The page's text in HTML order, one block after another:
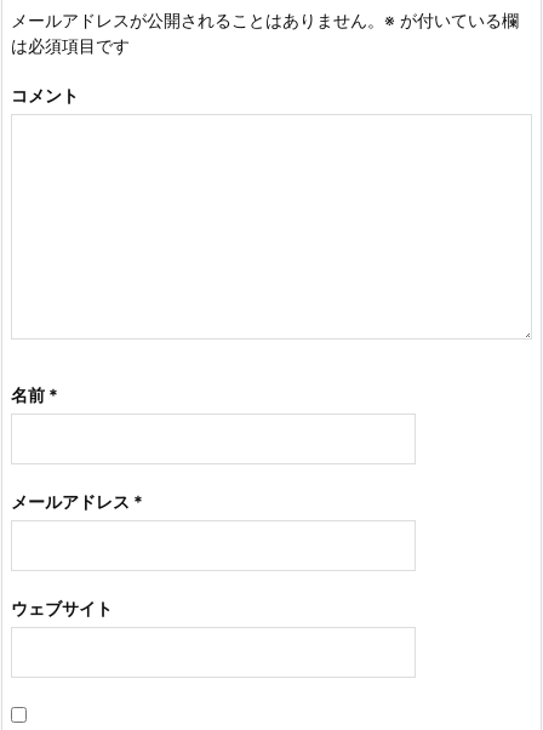
メールアドレスが公開されることはありません。 ※ が付いている欄
は必須項目です
コメント
名前 *
メールアドレス *
ウェブサイト